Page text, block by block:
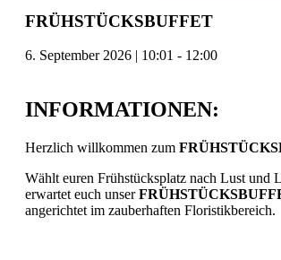
FRÜHSTÜCKSBUFFET
6. September 2026 | 10:01 - 12:00
INFORMATIONEN:
Herzlich willkommen zum
Wählt euren Frühstücksplatz nach Lust und
erwartet euch unser
angerichtet im zauberhaften Floristikbereich.